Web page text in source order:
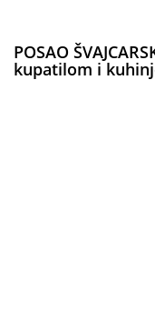
POSAO
kupatilom i